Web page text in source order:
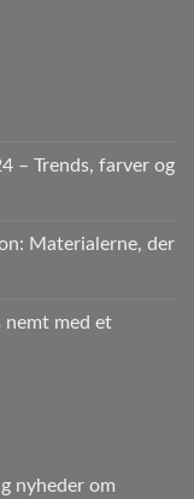
– Trends, farver og
Materialerne, der
nemt med et
nyheder om